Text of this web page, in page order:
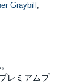
Graybill ,
レミアムプ